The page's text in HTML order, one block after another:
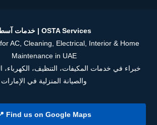
خدمات آسطا | OSTA Services
AC, Cleaning, Electrical, Interior & Home
Maintenance in UAE
خبراء في خدمات المكيفات، التنظيف، الكهرباء،
والصيانة المنزلية في الإمارات
Find us on Google Maps